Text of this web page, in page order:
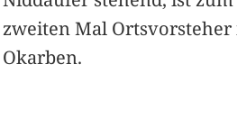
zweiten Mal Ortsvorsteher
Okarben.